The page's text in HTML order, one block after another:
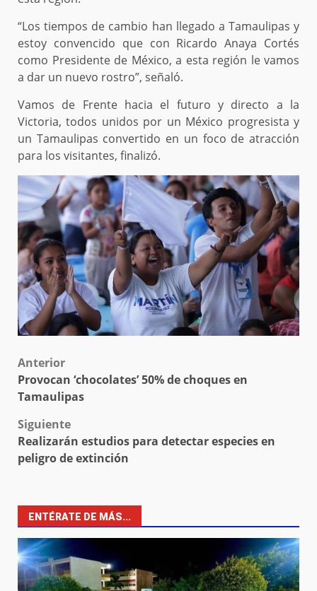
“Los tiempos de cambio han llegado a Tamaulipas y
estoy convencido que con Ricardo Anaya Cortés
como Presidente de México, a esta región le vamos
a dar un nuevo rostro”, señaló.
Vamos de Frente hacia el futuro y directo a la
Victoria, todos unidos por un México progresista y
un Tamaulipas convertido en un foco de atracción
para los visitantes, finalizó.
Post
navigation
Anterior
Provocan ‘chocolates’ 50% de choques en
Tamaulipas
Siguiente
Realizarán estudios para detectar especies en
peligro de extinción
ENTÉRATE DE MÁS...